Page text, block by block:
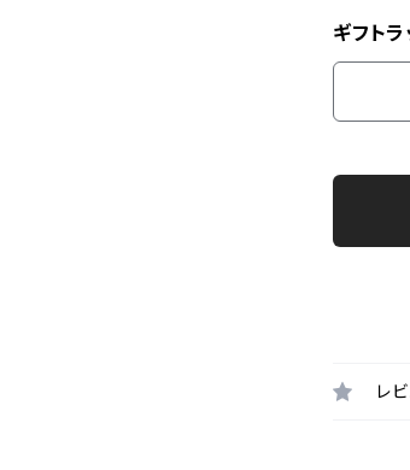
ギフト
レ